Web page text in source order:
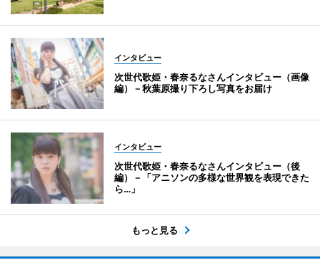
インタビュー
次世代歌姫・春奈るなさんインタビュー（画像
編）－秋葉原撮り下ろし写真をお届け
インタビュー
次世代歌姫・春奈るなさんインタビュー（後
編）－「アニソンの多様な世界観を表現できた
ら…」
もっと見る